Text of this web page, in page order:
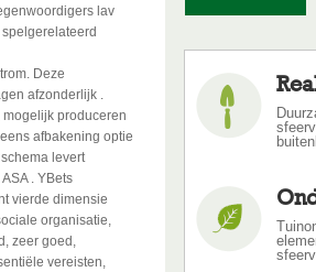
lav
Deze
afzonderlijk .
produceren
afbakening optie
levert
. YBets
vierde dimensie
organisatie,
zeer goed,
vereisten,